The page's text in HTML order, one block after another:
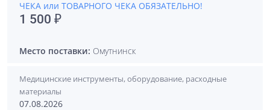
ЧЕКА или ТОВАРНОГО ЧЕКА ОБЯЗАТЕЛЬНО!
1 500 ₽
Место поставки: Омутнинск
Медицинские инструменты, оборудование, расходные
материалы
07.08.2026